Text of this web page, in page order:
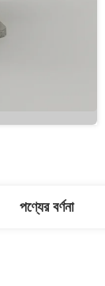
পণ্যের বর্ণনা